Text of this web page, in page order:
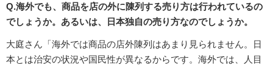
Q.海外でも、商品を店の外に陳列する売り方は行われているの
でしょうか。あるいは、日本独自の売り方なのでしょうか。
大庭さん「海外では商品の店外陳列はあまり見られません。日
本とは治安の状況や国民性が異なるからです。海外では、人目